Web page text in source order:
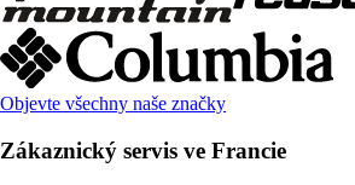
Objevte všechny naše značky
Zákaznický servis ve Francie